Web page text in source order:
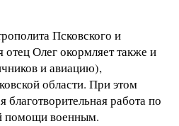
Псковского и
отец Олег окормляет также и
и авиацию),
области. При этом
работа по
помощи военным.